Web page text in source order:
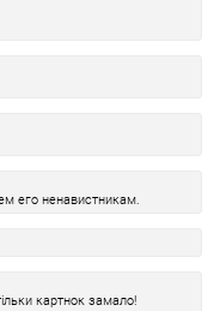
его ненавистникам.
картнок замало!